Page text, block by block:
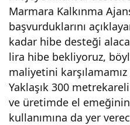
Marmara Kalkınma
başvurduklarını
kadar hibe desteği
lira hibe bekliyoruz,
maliyetini
Yaklaşık 300
ve üretimde el emeğinin
kullanımına da yer